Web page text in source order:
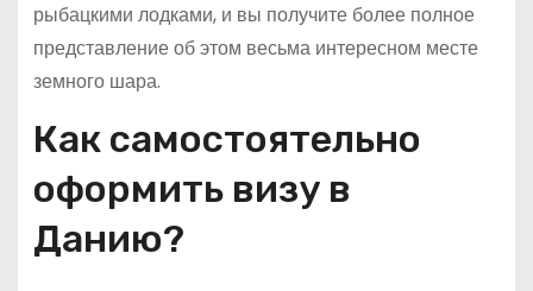
рыбацкими лодками, и вы получите более полное
представление об этом весьма интересном месте
земного шара.
Как самостоятельно
оформить визу в
Данию?